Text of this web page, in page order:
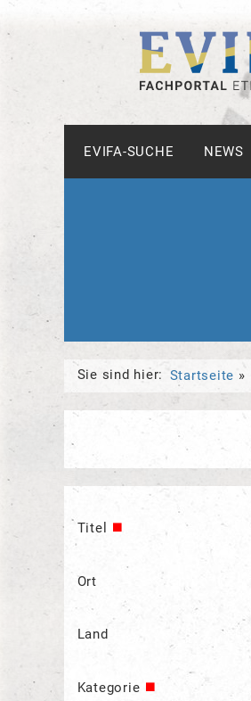
EVIFA-SUCHE NEWS
Sie sind hier: Startseite
Titel
Ort
Land
Kategorie